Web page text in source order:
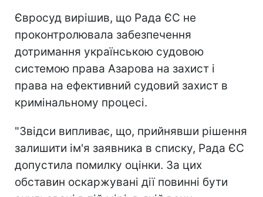
Євросуд вирішив, що Рада ЄС не
проконтролювала забезпечення
дотримання українською судовою
системою права Азарова на захист і
права на ефективний судовий захист в
кримінальному процесі.
"Звідси випливає, що, прийнявши рішення
залишити ім'я заявника в списку, Рада ЄС
допустила помилку оцінки. За цих
обставин оскаржувані дії повинні бути